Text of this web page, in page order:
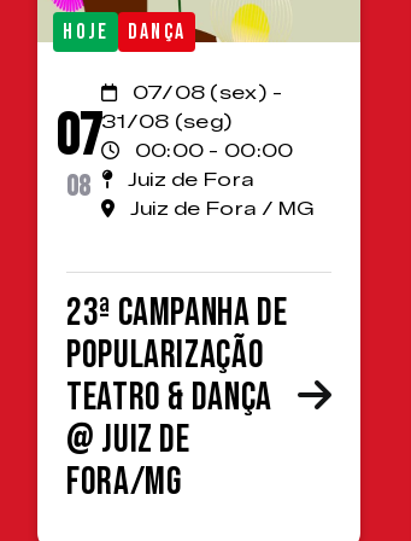
HOJE DANÇA
07
08
07/08 (sex) -
31/08 (seg)
00:00 - 00:00
Juiz de Fora
Juiz de Fora / MG
23ª Campanha de
Popularização
Teatro & Dança
@ Juiz de
Fora/MG